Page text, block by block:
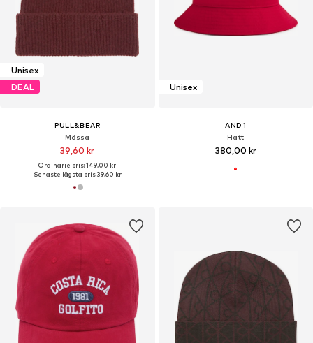
Unisex
DEAL
PULL&BEAR
Mössa
39,60 kr
Ordinarie pris: 149,00 kr
Senaste lägsta pris:39,60 kr
Unisex
AND1
Hatt
380,00 kr